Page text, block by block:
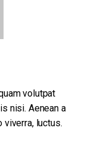
volutpat
nisi. Aenean a
luctus.